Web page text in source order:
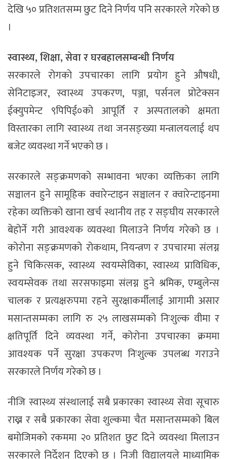
देखि ५० प्रतिशतसम्म छुट दिने निर्णय पनि सरकारले गरेको छ
।
स्वास्थ्य, शिक्षा, सेवा र घरबहालसम्बन्धी निर्णय
सरकारले रोगको उपचारका लागि प्रयोग हुने औषधी,
सेनिटाइजर, स्वास्थ्य उपकरण, पञ्जा, पर्सनल प्रोटेक्सन
ईक्युपमेन्ट ९पिपिई०को आपूर्ति र अस्पतालको क्षमता
विस्तारका लागि स्वास्थ्य तथा जनसङ्ख्या मन्त्रालयलाई थप
बजेट व्यवस्था गर्ने भएको छ ।
सरकारले सङ्क्रमणको सम्भावना भएका व्यक्तिका लागि
सञ्चालन हुने सामूहिक क्वारेन्टाइन सञ्चालन र क्वारेन्टाइनमा
रहेका व्यक्तिको खाना खर्च स्थानीय तह र सङ्घीय सरकारले
बेहोर्ने गरी आवश्यक व्यवस्था मिलाउने निर्णय गरेको छ ।
कोरोना सङ्क्रमणको रोकथाम, नियन्त्रण र उपचारमा संलग्न
हुने चिकित्सक, स्वास्थ्य स्वयम्सेविका, स्वास्थ्य प्राविधिक,
स्वयम्सेवक तथा सरसफाइमा संलग्न हुने श्रमिक, एम्बुलेन्स
चालक र प्रत्यक्षरुपमा रहने सुरक्षाकर्मीलाई आगामी असार
मसान्तसम्मका लागि रु २५ लाखसम्मको निःशुल्क वीमा र
क्षतिपूर्ति दिने व्यवस्था गर्ने, कोरोना उपचारका क्रममा
आवश्यक पर्ने सुरक्षा उपकरण निःशुल्क उपलब्ध गराउने
सरकारले निर्णय गरेको छ ।
नीजि स्वास्थ्य संस्थालाई सबै प्रकारका स्वास्थ्य सेवा सूचारु
राख्न र सबै प्रकारका सेवा शुल्कमा चैत मसान्तसम्मको बिल
बमोजिमको रकममा २० प्रतिशत छुट दिने व्यवस्था मिलाउन